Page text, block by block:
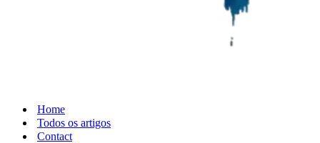
Home
Todos os artigos
Contact